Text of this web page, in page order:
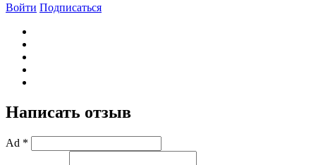
Войти Подписаться
Написать отзыв
Ad *